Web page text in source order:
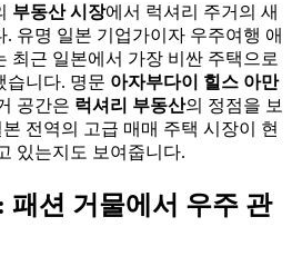
부동산 시장에서 럭셔리 주거의 새
유명 일본 기업가이자 우주여행 애
최근 일본에서 가장 비싼 주택으로
습니다. 명문 아자부다이 힐스 아만
공간은 럭셔리 부동산의 정점을 보
전역의 고급 매매 주택 시장이 현
있는지도 보여줍니다.
패션 거물에서 우주 관